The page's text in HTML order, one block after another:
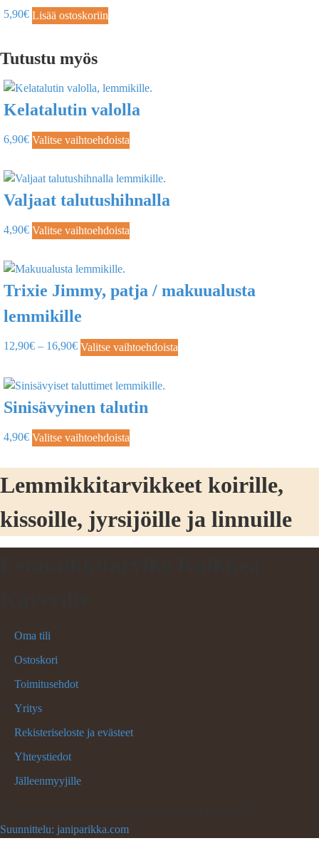
5,90€ Lisää ostoskoriin
Tutustu myös
Kelatalutin valolla
6,90€ Valitse vaihtoehdoista
Valjaat talutushihnalla
4,90€ Valitse vaihtoehdoista
Trixie Jimmy, patja / makuualusta
lemmikille
12,90€ – 16,90€ Valitse vaihtoehdoista
Sinisävyinen talutin
4,90€ Valitse vaihtoehdoista
Lemmikkitarvikkeet koirille,
kissoille, jyrsijöille ja linnuille
Oma tili
Ostoskori
Toimitusehdot
Yritys
Rekisteriseloste ja evästeet
Yhteystiedot
Jälleenmyyjille
Suunnittelu: janiparikka.com